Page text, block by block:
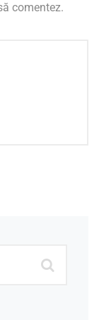
comentez.